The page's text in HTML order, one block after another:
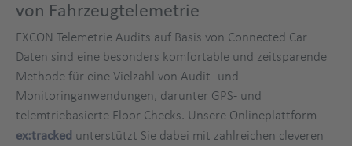
von Fahrzeugtelemetrie
EXCON Telemetrie Audits auf Basis von Connected Car
Daten sind eine besonders komfortable und zeitsparende
Methode für eine Vielzahl von Audit- und
Monitoringanwendungen, darunter GPS- und
telemtriebasierte Floor Checks. Unsere Onlineplattform
ex:tracked unterstützt Sie dabei mit zahlreichen cleveren